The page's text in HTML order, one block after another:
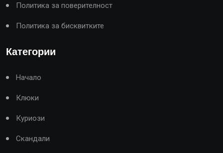
Политика за поверителност
Политика за бисквитките
Категории
Начало
Клюки
Куриози
Скандали